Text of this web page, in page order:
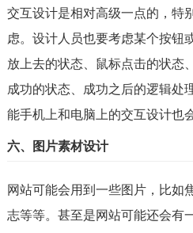
交互设计是相对高级一点的，特
虑。设计人员也要考虑某个按钮
放上去的状态、鼠标点击的状态
成功的状态、成功之后的逻辑处
能手机上和电脑上的交互设计也
六、图片素材设计
网站可能会用到一些图片，比如
志等等。甚至是网站可能还会有